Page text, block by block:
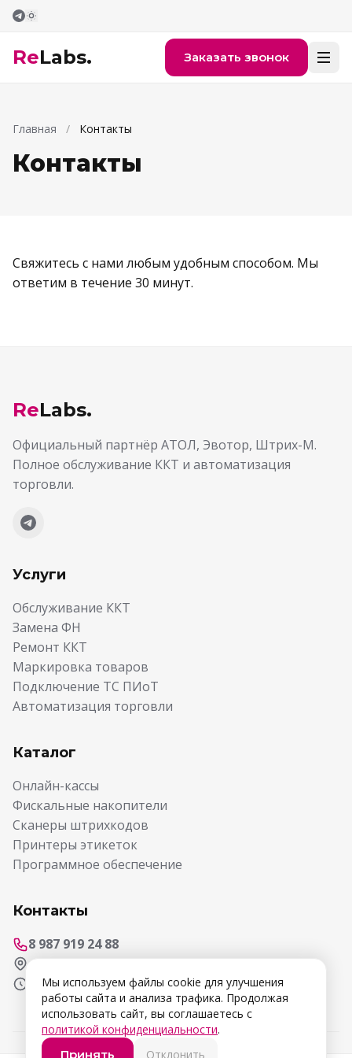
Перейти к содержимому
ReLabs. Заказать звонок
Главная / Контакты
Контакты
Свяжитесь с нами любым удобным способом. Мы
ответим в течение 30 минут.
ReLabs.
Официальный партнёр АТОЛ, Эвотор, Штрих-М.
Полное обслуживание ККТ и автоматизация
торговли.
Услуги
Обслуживание ККТ
Замена ФН
Ремонт ККТ
Маркировка товаров
Подключение ТС ПИоТ
Автоматизация торговли
Каталог
Онлайн-кассы
Фискальные накопители
Сканеры штрихкодов
Принтеры этикеток
Программное обеспечение
Контакты
8 987 919 24 88
г. Самара, ул. Ерошевского, 3а, оф. 256
Пн-Птн 9:00-18:00
Мы используем файлы cookie для улучшения
работы сайта и анализа трафика. Продолжая
использовать сайт, вы соглашаетесь с
политикой конфиденциальности.
Принять
Отклонить